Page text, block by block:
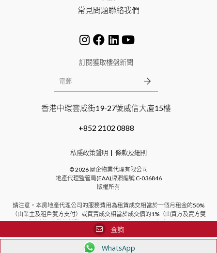
常見問題聯絡我們
訂閱獲取樓盤新聞
香港中環雲咸街19-27號威信大廈15樓
+852 2102 0888
私隱政策聲明 條款及細則
©2026屋企物業代理有限公司
地產代理監管局(EAA)牌照編號C-036846
版權所有
請注意，本房地產代理公司的服務費用為租賃成交相當於一個月租金的50%
（由業主及租戶雙方支付）或買賣成交相當於成交價的1%（由買方及賣方雙
方支付）。對於新發展項目的購買，本公司不向買方收取費用。
查詢
WhatsApp